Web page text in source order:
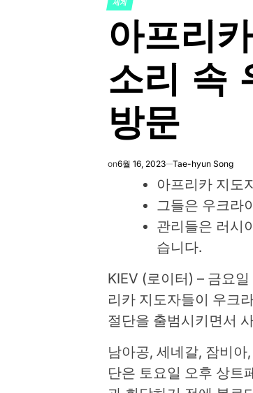
POSTED
세계
아프리
소리 속
방문
on6월 16, 2023 Tae-hyun Song
아프리카 지도
그들은 우크라
관리들은 러시
습니다.
KIEV (로이터) – 금요
리카 지도자들이 우크
절단을 출범시키면서
남아공, 세네갈, 잠비
단은 토요일 오후 상트